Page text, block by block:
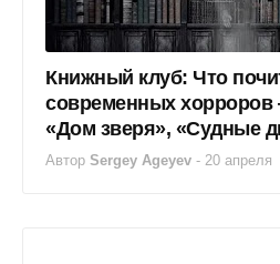
Книжный клуб: Что
современных хорроров
«Дом зверя», «Судные
Автор Sergey Ageyev - 20 апреля